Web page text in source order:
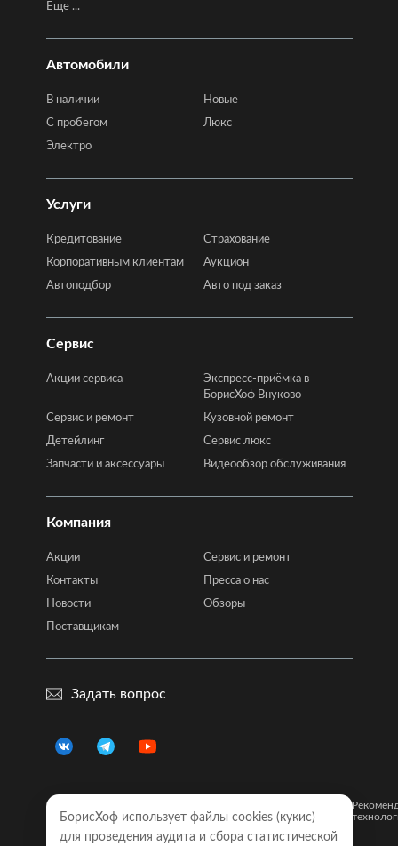
Еще ...
Автомобили
В наличии
Новые
C пробегом
Люкс
Электро
Услуги
Кредитование
Страхование
Корпоративным клиентам
Аукцион
Автоподбор
Авто под заказ
Сервис
Акции сервиса
Экспресс-приёмка в
БорисХоф Внуково
Сервис и ремонт
Кузовной ремонт
Детейлинг
Сервис люкс
Запчасти и аксессуары
Видеообзор обслуживания
Компания
Акции
Сервис и ремонт
Контакты
Пресса о нас
Новости
Обзоры
Поставщикам
Задать вопрос
Правовая
информация
конфиденциальности
сайта
БорисХоф использует файлы cookies (кукиc)
для проведения аудита и сбора статистической